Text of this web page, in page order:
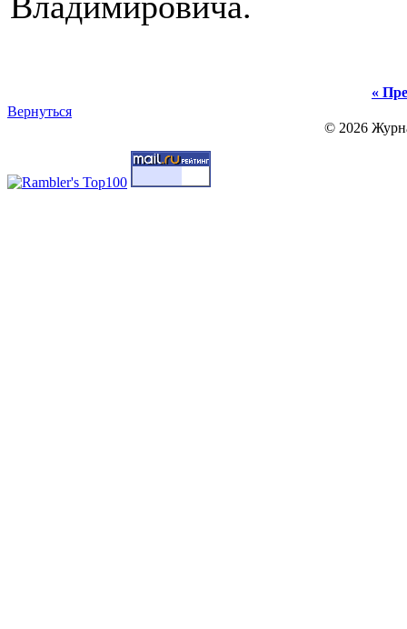
«
Вернуться
© 2026